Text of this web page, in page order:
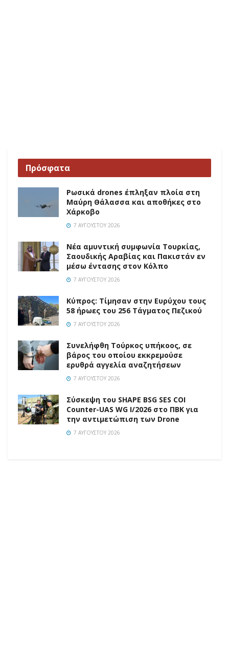
Πρόσφατα
Ρωσικά drones έπληξαν πλοία στη
Μαύρη Θάλασσα και αποθήκες στο
Χάρκοβο
7 ΑΥΓΟΎΣΤΟΥ 2026
Νέα αμυντική συμφωνία Τουρκίας,
Σαουδικής Αραβίας και Πακιστάν εν
μέσω έντασης στον Κόλπο
7 ΑΥΓΟΎΣΤΟΥ 2026
Κύπρος: Τίμησαν στην Ευρύχου τους
58 ήρωες του 256 Τάγματος Πεζικού
7 ΑΥΓΟΎΣΤΟΥ 2026
Συνελήφθη Τούρκος υπήκοος, σε
βάρος του οποίου εκκρεμούσε
ερυθρά αγγελία αναζητήσεων
7 ΑΥΓΟΎΣΤΟΥ 2026
Σύσκεψη του SHAPE BSG SES COI
Counter-UAS WG I/2026 στο ΠΒΚ για
την αντιμετώπιση των Drone
7 ΑΥΓΟΎΣΤΟΥ 2026